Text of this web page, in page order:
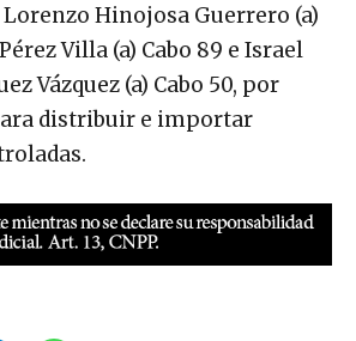
Hinojosa Guerrero (a)
Villa (a) Cabo 89 e Israel
Vázquez (a) Cabo 50, por
distribuir e importar